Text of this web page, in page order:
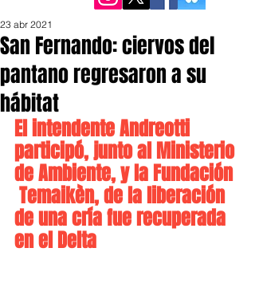
San Fernando: ciervos del
pantano regresaron a su
hábitat
23 abr 2021
El intendente Andreotti
participó, junto al Ministerio
de Ambiente, y la Fundación
Temaikèn, de la liberación
de una cría fue recuperada
en el Delta